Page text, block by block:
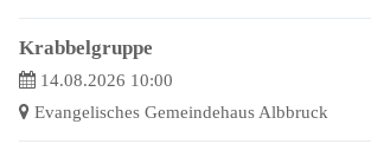
Krabbelgruppe
14.08.2026 10:00
Evangelisches Gemeindehaus Albbruck